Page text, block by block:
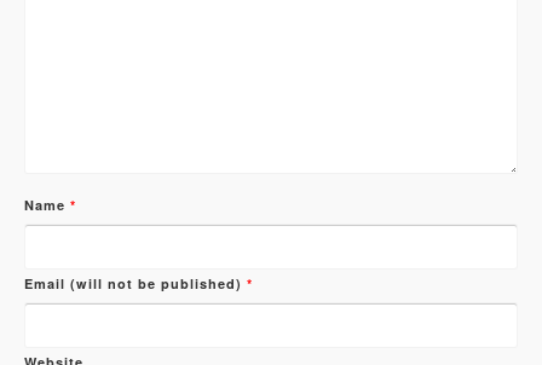
Name *
Email (will not be published) *